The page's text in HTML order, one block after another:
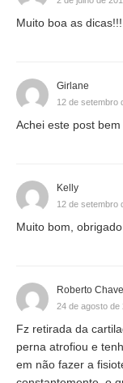
Muito boa as
Girlane
12 de setembro
Achei este post
Kelly
12 de setembro
Muito bom,
Roberto
24 de agosto de
Fz retirada da
perna atrofiou e
em não fazer a